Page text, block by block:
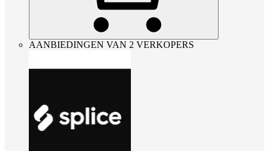
AANBIEDINGEN VAN 2 VERKOPERS